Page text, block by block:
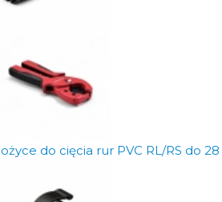
do cięcia rur PVC RL/RS do